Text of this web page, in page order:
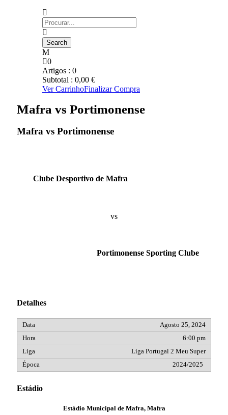
0
Artigos : 0
Subtotal : 0,00 €
Ver CarrinhoFinalizar Compra
Mafra vs Portimonense
Mafra vs Portimonense
Clube Desportivo de Mafra
vs
Portimonense Sporting Clube
Detalhes
Agosto 25, 2024
6:00 pm
Liga Portugal 2 Meu Super
2024/2025
Estádio
Estádio Municipal de Mafra, Mafra